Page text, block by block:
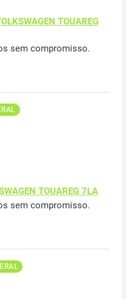
TOUAREG
sem compromisso.
TOUAREG 7LA
sem compromisso.